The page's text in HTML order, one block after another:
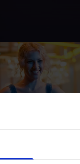
Power of